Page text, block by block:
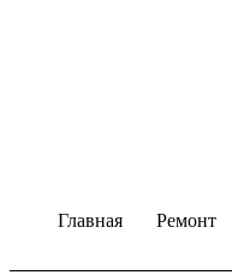
Главная Ремонт